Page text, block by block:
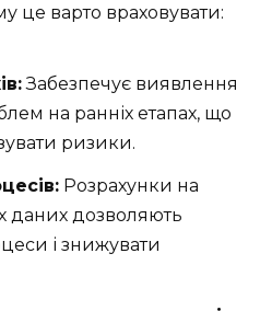
це варто враховувати:
Забезпечує виявлення
на ранніх етапах, що
ризики.
Розрахунки на
даних дозволяють
і знижувати